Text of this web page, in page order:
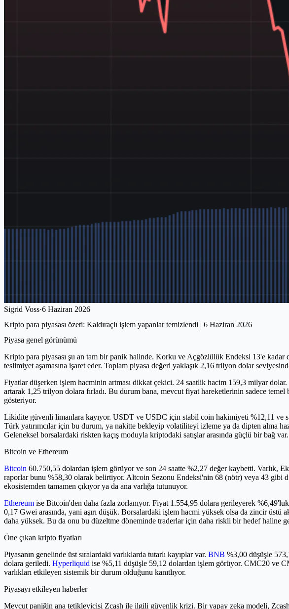
Sigrid Voss·6 Haziran 2026
Kripto para piyasası özeti: Kaldıraçlı işlem yapanlar temizlendi | 6 Haziran 2026
Piyasa genel görünümü
Kripto para piyasası şu an tam bir panik halinde. Korku ve Açgözlülük Endeksi 13'e kadar
teslimiyet aşamasına işaret eder. Toplam piyasa değeri yaklaşık 2,16 trilyon dolar
Fiyatlar düşerken işlem hacminin artması dikkat çekici. 24 saatlik hacim 159,3 milyar
artarak 1,25 trilyon dolara fırladı. Bu durum bana, mevcut fiyat hareketlerinin sadece temel
gösteriyor.
Likidite güvenli limanlara kayıyor. USDT ve USDC için stabil coin hakimiyeti %12,11 ve
Türk yatırımcılar için bu durum, ya nakitte bekleyip volatiliteyi izleme ya da dipten alma
Geleneksel borsalardaki riskten kaçış moduyla kriptodaki satışlar arasında güçlü bir bağ var.
Bitcoin ve Ethereum
Bitcoin 60.750,55 dolardan işlem görüyor ve son 24 saatte %2,27 değer kaybetti. Varlık,
raporlar bunu %58,30 olarak belirtiyor. Altcoin Sezonu Endeksi'nin 68 (nötr) veya 43 gibi
ekosistemden tamamen çıkıyor ya da ana varlığa tutunuyor.
Ethereum ise Bitcoin'den daha fazla zorlanıyor. Fiyat 1.554,95 dolara gerileyerek
0,17 Gwei arasında, yani aşırı düşük. Borsalardaki işlem hacmi yüksek olsa da zincir
daha yüksek. Bu da onu bu düzeltme döneminde traderlar için daha riskli bir hedef haline
Öne çıkan kripto fiyatları
Piyasanın genelinde üst sıralardaki varlıklarda tutarlı kayıplar var. BNB %3,00 düşüşle
dolara geriledi. Hyperliquid ise %5,11 düşüşle 59,12 dolardan işlem görüyor. CMC20 ve
varlıkları etkileyen sistemik bir durum olduğunu kanıtlıyor.
Piyasayı etkileyen haberler
Mevcut paniğin ana tetikleyicisi Zcash ile ilgili güvenlik krizi. Bir yapay zeka modeli,